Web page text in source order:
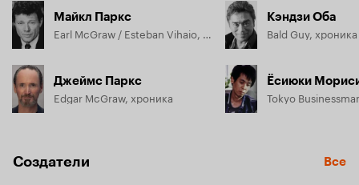
Майкл Паркс
Джеймс Паркс
Edgar McGraw, хроника
Кэндзи Оба
Ёсиюки
Tokyo
Создатели Все